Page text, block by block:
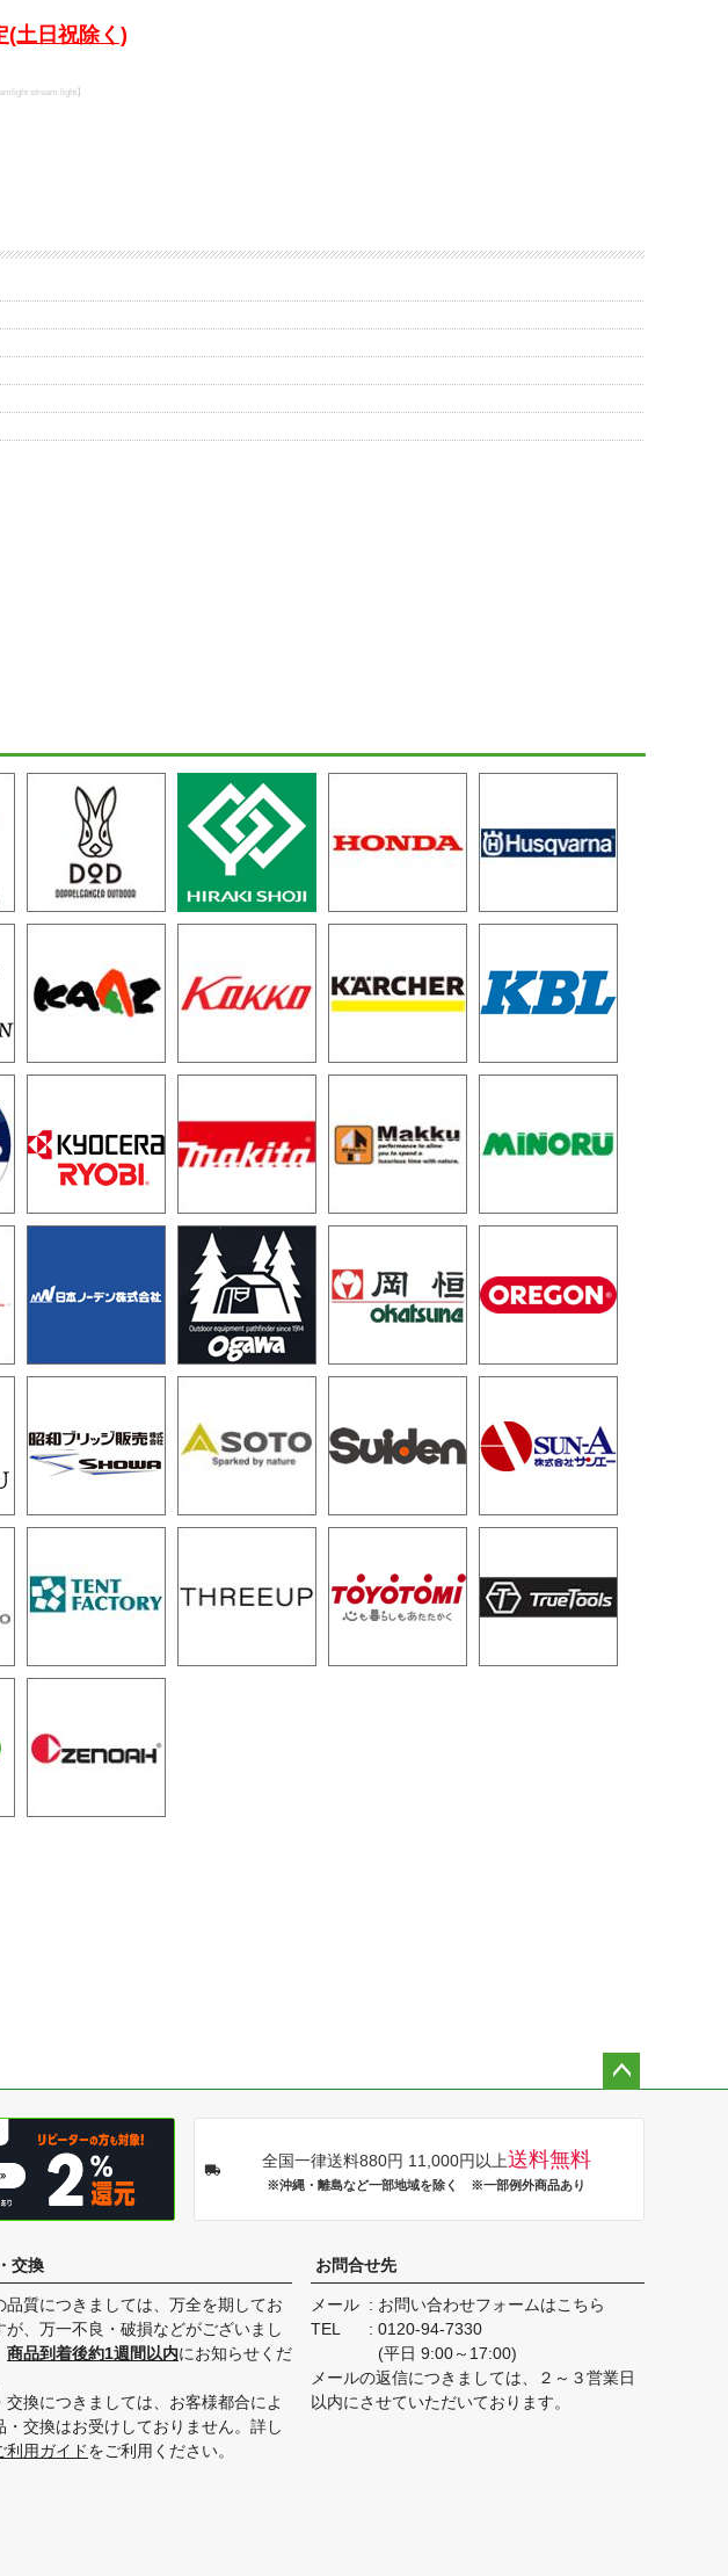
(土日祝除く)
stream light】
全国一律送料880円 11,000円以上送料無料
※沖縄・離島など一部地域を除く ※一部例外商品あり
交換
品質につきましては、万全を期してお
が、万一不良・破損などがございまし
商品到着後約1週間以内にお知らせくだ
交換につきましては、お客様都合によ
・交換はお受けしておりません。詳し
利用ガイドをご利用ください。
お問合せ先
メール
お問い合わせフォームはこちら
TEL
0120-94-7330
(平日 9:00～17:00)
メールの返信につきましては、２～３営業日
以内にさせていただいております。